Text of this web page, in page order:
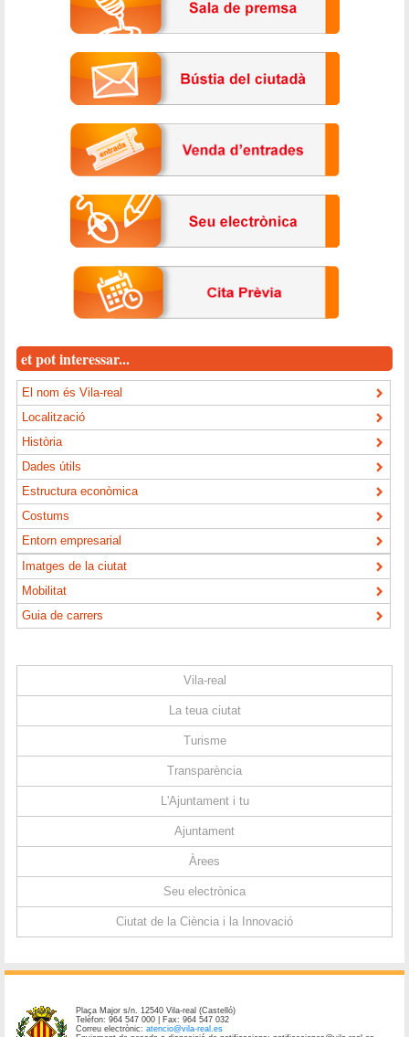
et pot interessar...
El nom és Vila-real
Localització
Història
Dades útils
Estructura econòmica
Costums
Entorn empresarial
Imatges de la ciutat
Mobilitat
Guia de carrers
Vila-real
La teua ciutat
Turisme
Transparència
L'Ajuntament i tu
Ajuntament
Àrees
Seu electrònica
Ciutat de la Ciència i la Innovació
Plaça Major s/n. 12540 Vila-real (Castelló)
Telèfon: 964 547 000 | Fax: 964 547 032
Correu electrònic:atencio@vila-real.es